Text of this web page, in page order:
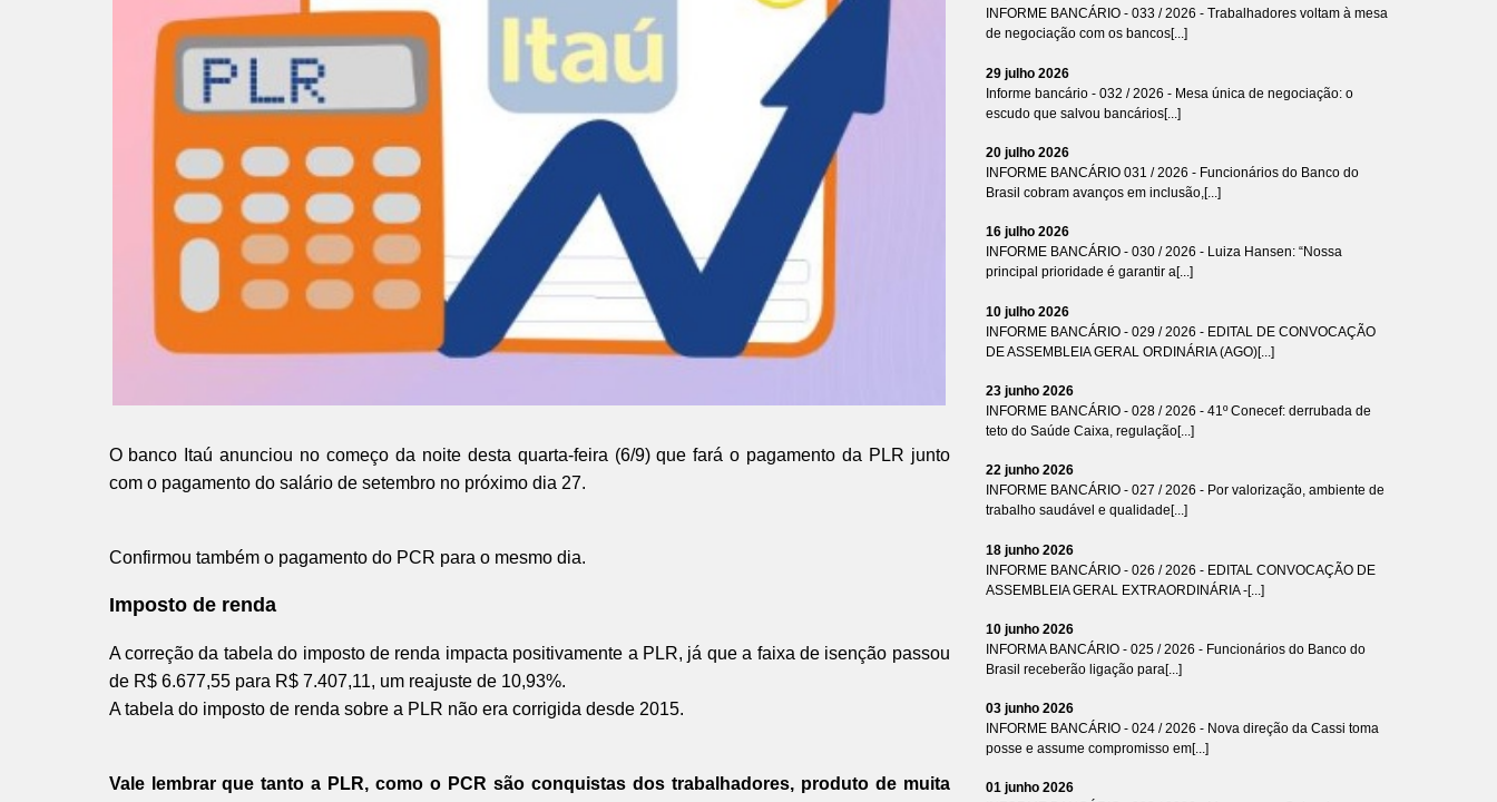
O banco Itaú anunciou no começo da noite desta quarta-feira (6/9) que fará o pagamento da PLR junto
com o pagamento do salário de setembro no próximo dia 27.
Confirmou também o pagamento do PCR para o mesmo dia.
Imposto de renda
A correção da tabela do imposto de renda impacta positivamente a PLR, já que a faixa de isenção passou
de R$ 6.677,55 para R$ 7.407,11, um reajuste de 10,93%.
A tabela do imposto de renda sobre a PLR não era corrigida desde 2015.
Vale lembrar que tanto a PLR, como o PCR são conquistas dos trabalhadores, produto de muita
INFORME BANCÁRIO - 033 / 2026 - Trabalhadores voltam à mesa
de negociação com os bancos[...]
29 julho 2026
Informe bancário - 032 / 2026 - Mesa única de negociação: o
escudo que salvou bancários[...]
20 julho 2026
INFORME BANCÁRIO 031 / 2026 - Funcionários do Banco do
Brasil cobram avanços em inclusão,[...]
16 julho 2026
INFORME BANCÁRIO - 030 / 2026 - Luiza Hansen: “Nossa
principal prioridade é garantir a[...]
10 julho 2026
INFORME BANCÁRIO - 029 / 2026 - EDITAL DE CONVOCAÇÃO
DE ASSEMBLEIA GERAL ORDINÁRIA (AGO)[...]
23 junho 2026
INFORME BANCÁRIO - 028 / 2026 - 41º Conecef: derrubada de
teto do Saúde Caixa, regulação[...]
22 junho 2026
INFORME BANCÁRIO - 027 / 2026 - Por valorização, ambiente de
trabalho saudável e qualidade[...]
18 junho 2026
INFORME BANCÁRIO - 026 / 2026 - EDITAL CONVOCAÇÃO DE
ASSEMBLEIA GERAL EXTRAORDINÁRIA -[...]
10 junho 2026
INFORMA BANCÁRIO - 025 / 2026 - Funcionários do Banco do
Brasil receberão ligação para[...]
03 junho 2026
INFORME BANCÁRIO - 024 / 2026 - Nova direção da Cassi toma
posse e assume compromisso em[...]
01 junho 2026